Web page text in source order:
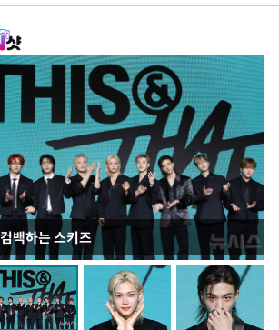
컴백하는 스키즈
이 대통령, 국가폭력 피해자에 위로·사과…"국가
가 책임지고 치유"